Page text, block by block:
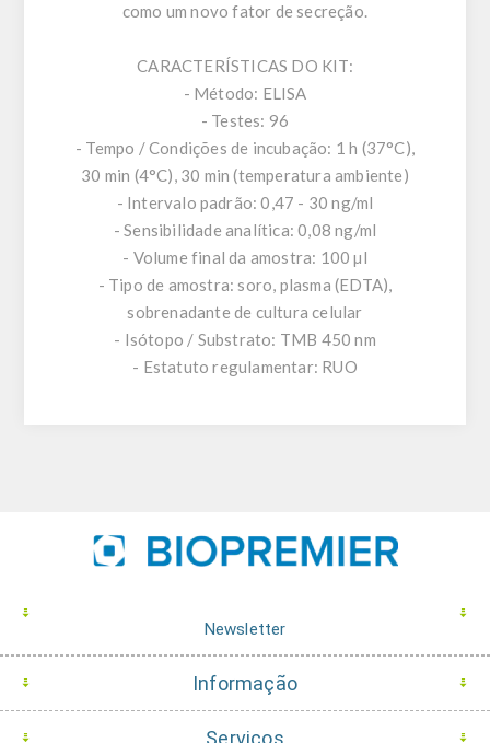
como um novo fator de secreção.
CARACTERÍSTICAS DO KIT:
- Método: ELISA
- Testes: 96
- Tempo / Condições de incubação: 1 h (37°C),
30 min (4°C), 30 min (temperatura ambiente)
- Intervalo padrão: 0,47 - 30 ng/ml
- Sensibilidade analítica: 0,08 ng/ml
- Volume final da amostra: 100 µl
- Tipo de amostra: soro, plasma (EDTA),
sobrenadante de cultura celular
- Isótopo / Substrato: TMB 450 nm
- Estatuto regulamentar: RUO
Newsletter
Informação
Serviços